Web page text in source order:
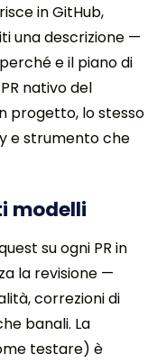
in GitHub,
una descrizione —
e il piano di
nativo del
progetto, lo stesso
e strumento che
modelli
su ogni PR in
la revisione —
correzioni di
banali. La
testare) è